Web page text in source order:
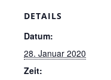
DETAILS
Datum:
28. Januar 2020
Zeit: